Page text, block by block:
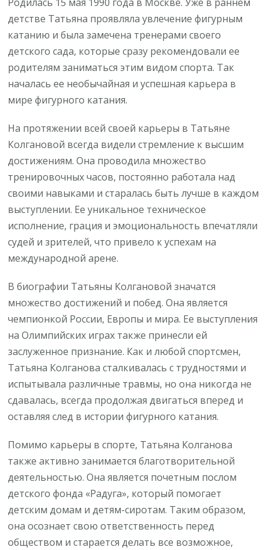
детстве Татьяна проявляла увлечение фигурным
катанию и была замечена тренерами своего
детского сада, которые сразу рекомендовали ее
родителям заниматься этим видом спорта. Так
началась ее необычайная и успешная карьера в
мире фигурного катания.
На протяжении всей своей карьеры в Татьяне
Колгановой всегда видели стремление к высшим
достижениям. Она проводила множество
тренировочных часов, постоянно работала над
своими навыками и старалась быть лучше в каждом
выступлении. Ее уникальное техническое
исполнение, грация и эмоциональность впечатляли
судей и зрителей, что привело к успехам на
международной арене.
В биографии Татьяны Колгановой значатся
множество достижений и побед. Она является
чемпионкой России, Европы и мира. Ее выступления
на Олимпийских играх также принесли ей
заслуженное признание. Как и любой спортсмен,
Татьяна Колганова сталкивалась с трудностями и
испытывала различные травмы, но она никогда не
сдавалась, всегда продолжая двигаться вперед и
оставляя след в истории фигурного катания.
Помимо карьеры в спорте, Татьяна Колганова
также активно занимается благотворительной
деятельностью. Она является почетным послом
детского фонда «Радуга», который помогает
детским домам и детям-сиротам. Таким образом,
она осознает свою ответственность перед
обществом и старается делать все возможное,